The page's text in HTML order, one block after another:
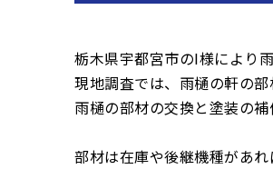
栃木県宇都宮市のI様により
現地調査では、雨樋の軒の
雨樋の部材の交換と塗装の補
部材は在庫や後継機種があれ